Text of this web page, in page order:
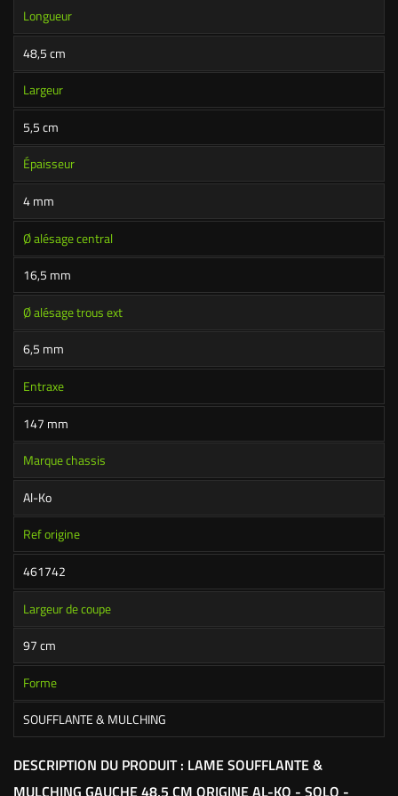
Longueur
48,5 cm
Largeur
5,5 cm
Épaisseur
4 mm
Ø alésage central
16,5 mm
Ø alésage trous ext
6,5 mm
Entraxe
147 mm
Marque chassis
Al-Ko
Ref origine
461742
Largeur de coupe
97 cm
Forme
SOUFFLANTE & MULCHING
DESCRIPTION DU PRODUIT : LAME SOUFFLANTE &
MULCHING GAUCHE 48,5 CM ORIGINE AL-KO - SOLO -